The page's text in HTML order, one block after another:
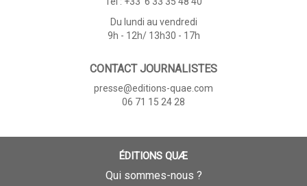
Du lundi au vendredi
9h - 12h/ 13h30 - 17h
CONTACT JOURNALISTES
presse@editions-quae.com
06 71 15 24 28
ÉDITIONS QUÆ
Qui sommes-nous ?